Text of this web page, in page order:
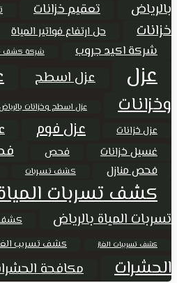
بالرياض
تعقيم خزانات
خزانات
حل ارتفاع فواتير المياة
شركة اكيد جروب شركة كشف
عزل عزل اسطح
وخزانات
عزل اسطح وخزانات بالرياض
عزل خزانات عزل فوم
غسيل خزانات فحص
فحص منازل كشف تسربات
كشف تسربات
تسربات المياة بالرياض
كشف
كشف تسريبات الغاز كشف تسريب
الحشرات
مكافحة